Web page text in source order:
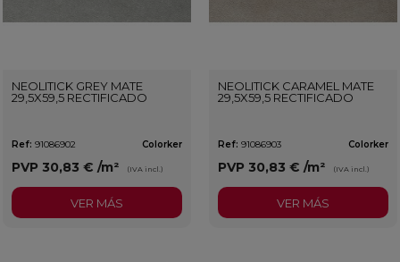
NEOLITICK GREY MATE
29,5X59,5 RECTIFICADO
Ref: 91086902 Colorker
PVP 30,83 € /m² (IVA incl.)
VER MÁS
NEOLITICK CARAMEL MATE
29,5X59,5 RECTIFICADO
Ref: 91086903 Colorker
PVP 30,83 € /m² (IVA incl.)
VER MÁS